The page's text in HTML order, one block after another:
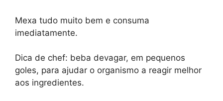
Mexa tudo muito bem e consuma
imediatamente.
Dica de chef: beba devagar, em pequenos
goles, para ajudar o organismo a reagir melhor
aos ingredientes.